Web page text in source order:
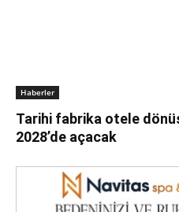
Haberler
Tarihi fabrika otele
2028’de açacak